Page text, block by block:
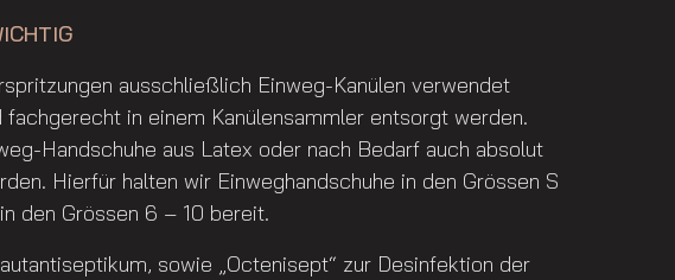
ausschließlich Einweg-Kanülen verwendet
in einem Kanülensammler entsorgt werden.
Handschuhe aus Latex oder nach Bedarf auch absolut
Hierfür halten wir Einweghandschuhe in den Grössen S
den Grössen 6 – 10 bereit.
sowie „Octenisept“ zur Desinfektion der